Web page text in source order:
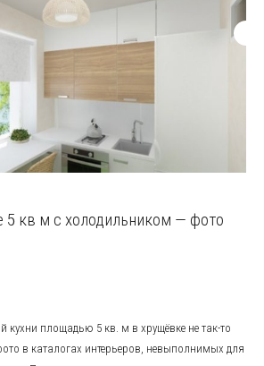
5 кв м с холодильником — фото
кухни площадью 5 кв. м в хрущёвке не так-то
в каталогах интерьеров, невыполнимых для